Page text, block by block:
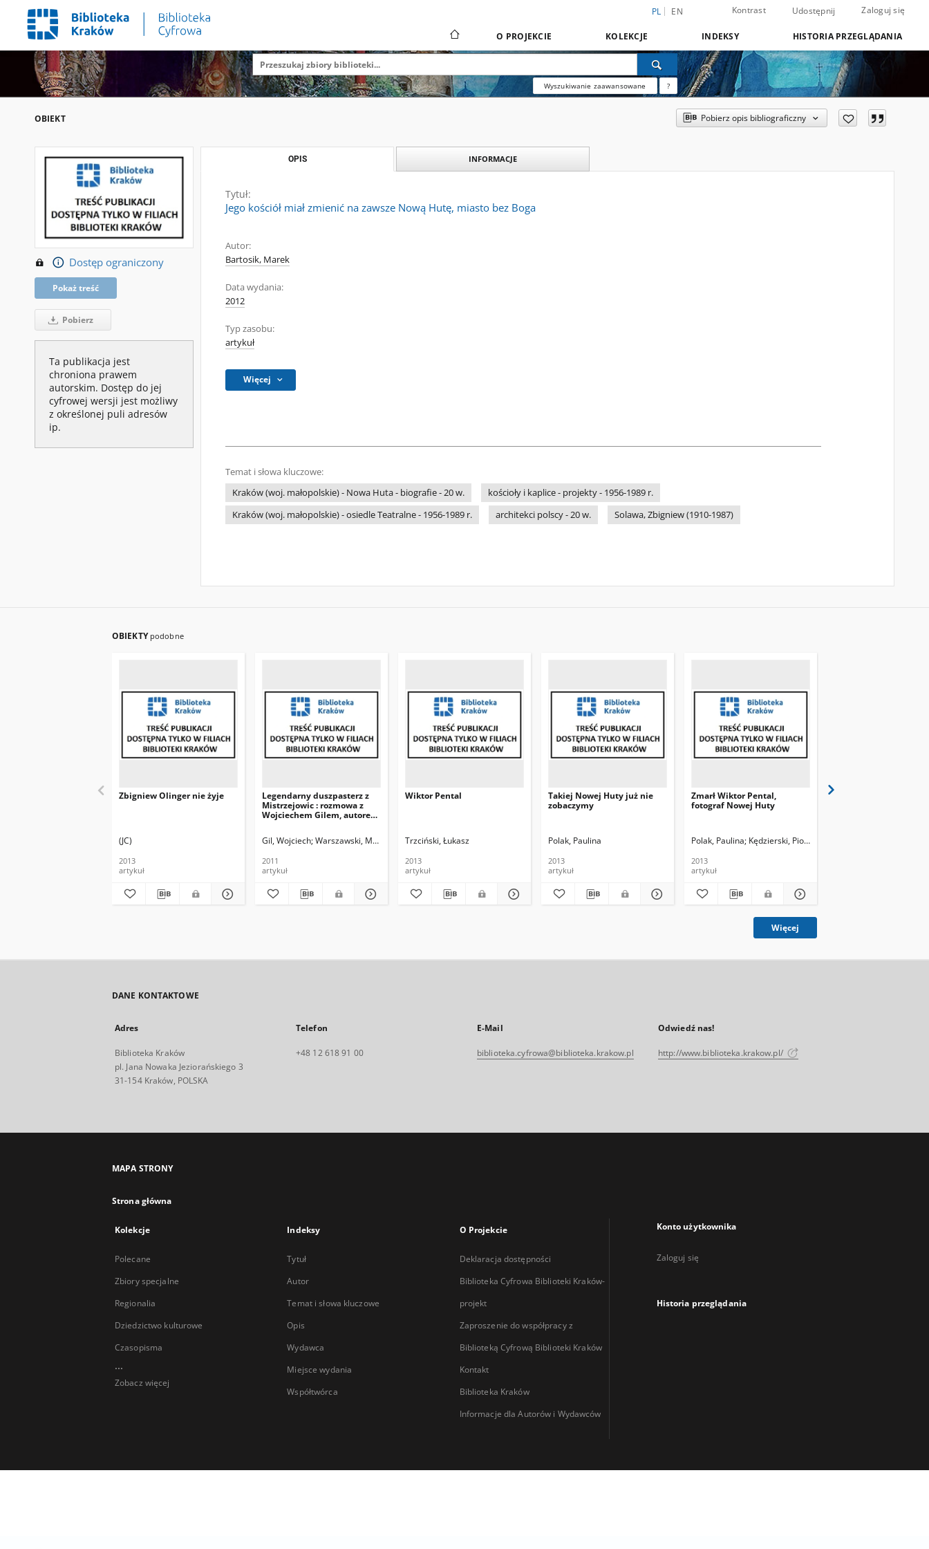
PL EN Kontrast Udostępnij Zaloguj się
O PROJEKCIE KOLEKCJE INDEKSY HISTORIA PRZEGLĄDANIA
Wyszukiwanie zaawansowane ?
OBIEKT Pobierz opis bibliograficzny
Dostęp ograniczony
Pokaż treść
Pobierz
Ta publikacja jest
chroniona prawem
autorskim. Dostęp do jej
cyfrowej wersji jest możliwy
z określonej puli adresów
ip.
OPIS INFORMACJE
Tytuł:
Jego kościół miał zmienić na zawsze Nową Hutę, miasto bez Boga
Autor:
Bartosik, Marek
Data wydania:
2012
Typ zasobu:
artykuł
Więcej
Temat i słowa kluczowe:
Kraków (woj. małopolskie) - Nowa Huta - biografie - 20 w.
kościoły i kaplice - projekty - 1956-1989 r.
Kraków (woj. małopolskie) - osiedle Teatralne - 1956-1989 r.
architekci polscy - 20 w. Solawa, Zbigniew (1910-1987)
OBIEKTY podobne
Zbigniew Olinger nie żyje
(JC)
2013
artykuł
Legendarny duszpasterz z
Mistrzejowic : rozmowa z
Wojciechem Gilem, autorem
ks. Kazimierzowi Jancarzowi
Gil, Wojciech Warszawski, Marcin. Rozm.
2011
artykuł
Wiktor Pental
Trzciński, Łukasz
2013
artykuł
Takiej Nowej Huty już nie
zobaczymy
Polak, Paulina
2013
artykuł
Zmarł Wiktor Pental,
fotograf Nowej Huty
Polak, Paulina Kędzierski, Piotr. Fot.
2013
artykuł
Więcej
DANE KONTAKTOWE
Adres
Biblioteka Kraków
pl. Jana Nowaka Jeziorańskiego 3
31-154 Kraków, POLSKA
Telefon
+48 12 618 91 00
E-Mail
biblioteka.cyfrowa@biblioteka.krakow.pl
Odwiedź nas!
http://www.biblioteka.krakow.pl/
MAPA STRONY
Strona główna
Kolekcje
Polecane
Zbiory specjalne
Regionalia
Dziedzictwo kulturowe
Czasopisma
...
Zobacz więcej
Indeksy
Tytuł
Autor
Temat i słowa kluczowe
Opis
Wydawca
Miejsce wydania
Współtwórca
O Projekcie
Deklaracja dostępności
Biblioteka Cyfrowa Biblioteki Kraków-
projekt
Zaproszenie do współpracy z
Biblioteką Cyfrową Biblioteki Kraków
Kontakt
Biblioteka Kraków
Informacje dla Autorów i Wydawców
Konto użytkownika
Zaloguj się
Historia przeglądania